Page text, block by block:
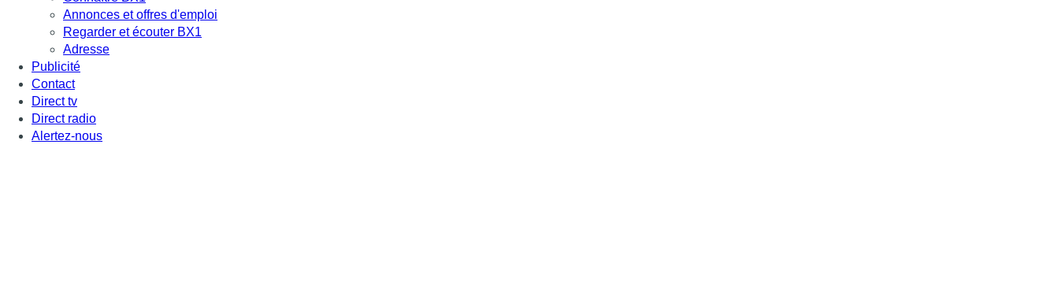
Annonces et offres d'emploi
Regarder et écouter BX1
Adresse
Publicité
Contact
Direct tv
Direct radio
Alertez-nous